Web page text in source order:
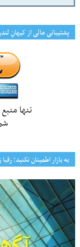
پشتیبانی مالی از کیهانِ
تنها
به بازار اطمینان نکنید؛